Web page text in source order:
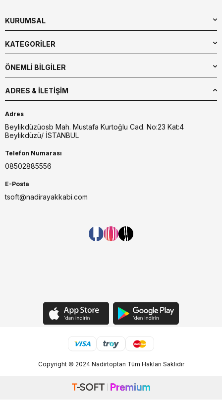
KURUMSAL
KATEGORİLER
ÖNEMLİ BİLGİLER
ADRES & İLETIŞIM
Adres
Beylikdüzüosb Mah. Mustafa Kurtoğlu Cad. No:23 Kat:4
Beylikdüzü/ İSTANBUL
Telefon Numarası
08502885556
E-Posta
tsoft@nadirayakkabi.com
Copyright © 2024 Nadirtoptan Tüm Hakları Saklıdır